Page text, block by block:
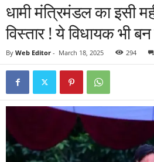
धामी मंत्रिमंडल का इसी
विस्तार ! ये विधायक भी
By Web Editor - March 18, 2025 294